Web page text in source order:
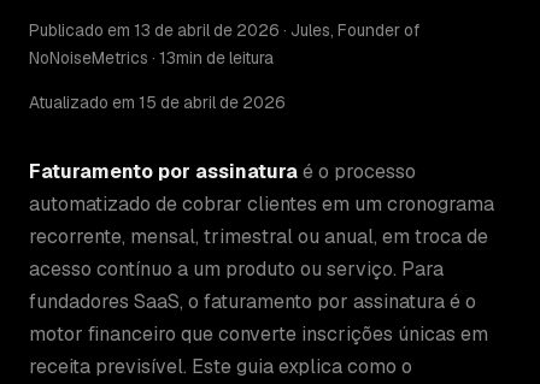
Publicado em 13 de abril de 2026 · Jules, Founder of
NoNoiseMetrics · 13min de leitura
Atualizado em 15 de abril de 2026
Faturamento por assinaturaé o processo
automatizado de cobrar clientes em um cronograma
recorrente, mensal, trimestral ou anual, em troca de
acesso contínuo a um produto ou serviço. Para
fundadores SaaS, o faturamento por assinatura é o
motor financeiro que converte inscrições únicas em
receita previsível. Este guia explica como o